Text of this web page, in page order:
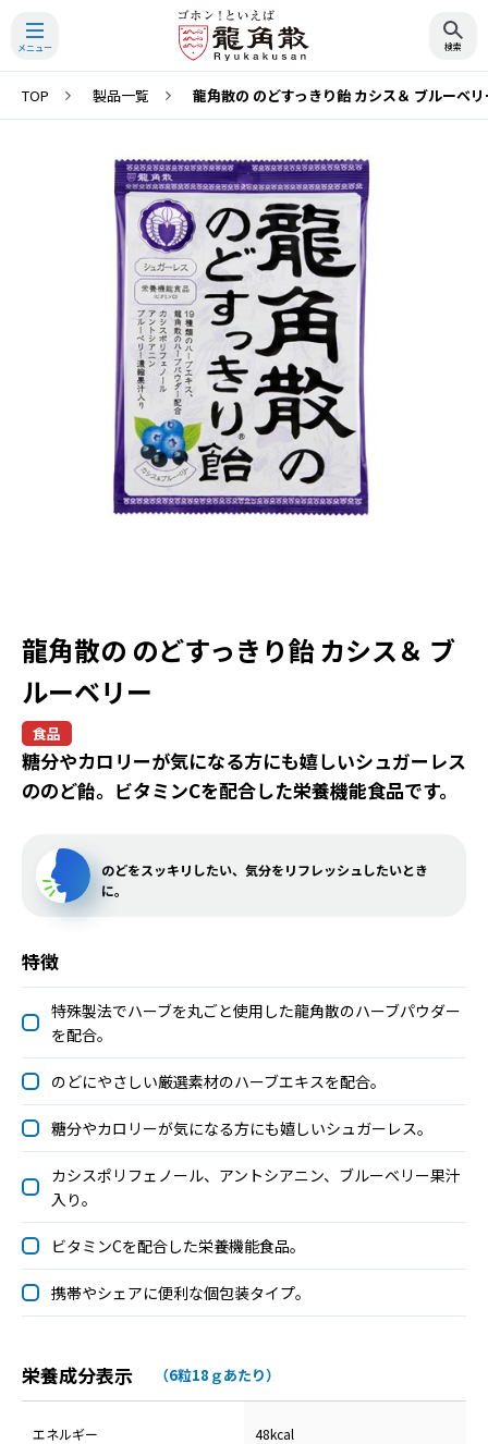
検索
TOP 製品一覧 龍角散の のどすっきり飴 カシス＆ ブルーベ
龍角散の のどすっきり飴 カシス＆ ブ
ルーベリー
食品
糖分やカロリーが気になる方にも嬉しいシュガーレス
ののど飴。ビタミンCを配合した栄養機能食品です。
のどをスッキリしたい、気分をリフレッシュしたいとき
に。
特徴
特殊製法でハーブを丸ごと使用した龍角散のハーブパウダー
を配合。
のどにやさしい厳選素材のハーブエキスを配合。
糖分やカロリーが気になる方にも嬉しいシュガーレス。
カシスポリフェノール、アントシアニン、ブルーベリー果汁
入り。
ビタミンCを配合した栄養機能食品。
携帯やシェアに便利な個包装タイプ。
栄養成分表示 （6粒18ｇあたり）
エネルギー 48kcal